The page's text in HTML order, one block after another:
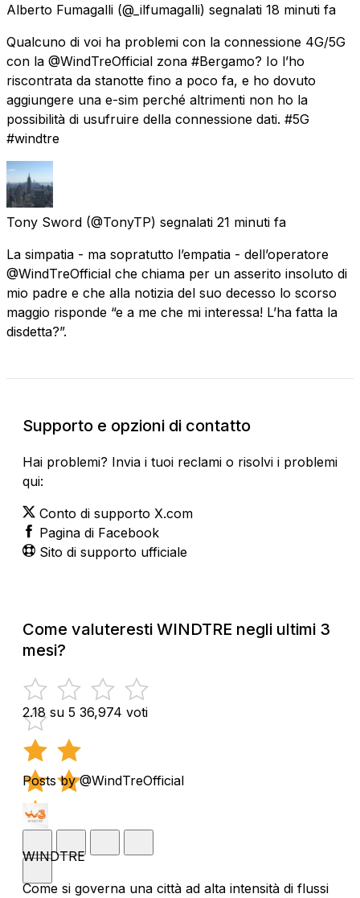
Alberto Fumagalli (@_ilfumagalli) segnalati 18 minuti fa
Qualcuno di voi ha problemi con la connessione 4G/5G
con la @WindTreOfficial zona #Bergamo? Io l’ho
riscontrata da stanotte fino a poco fa, e ho dovuto
aggiungere una e-sim perché altrimenti non ho la
possibilità di usufruire della connessione dati. #5G
#windtre
Tony Sword (@TonyTP) segnalati 21 minuti fa
La simpatia - ma sopratutto l’empatia - dell’operatore
@WindTreOfficial che chiama per un asserito insoluto di
mio padre e che alla notizia del suo decesso lo scorso
maggio risponde “e a me che mi interessa! L’ha fatta la
disdetta?”.
Supporto e opzioni di contatto
Hai problemi? Invia i tuoi reclami o risolvi i problemi
qui:
Conto di supporto X.com
Pagina di Facebook
Sito di supporto ufficiale
Come valuteresti WINDTRE negli ultimi 3
mesi?
2.18 su 5 36,974 voti
Posts by @WindTreOfficial
WINDTRE
Come si governa una città ad alta intensità di flussi